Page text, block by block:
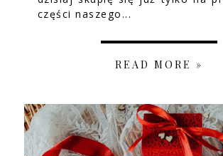
części naszego...
READ MORE »